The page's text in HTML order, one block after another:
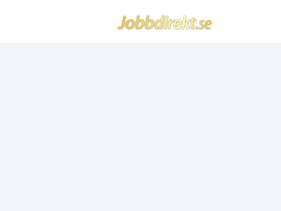
Hoppa till innehåll
Jobbdirekt